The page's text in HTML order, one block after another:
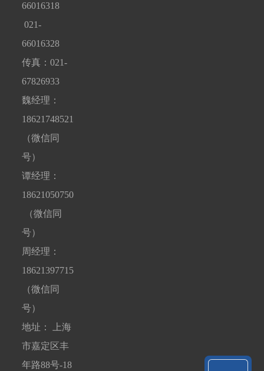
66016318
021-
66016328
传真：021-
67826933
魏经理：
18621748521
（微信同
号）
谭经理：
18621050750
（微信同
号）
周经理：
18621397715
（微信同
号）
地址： 上海
市嘉定区丰
年路88号-18